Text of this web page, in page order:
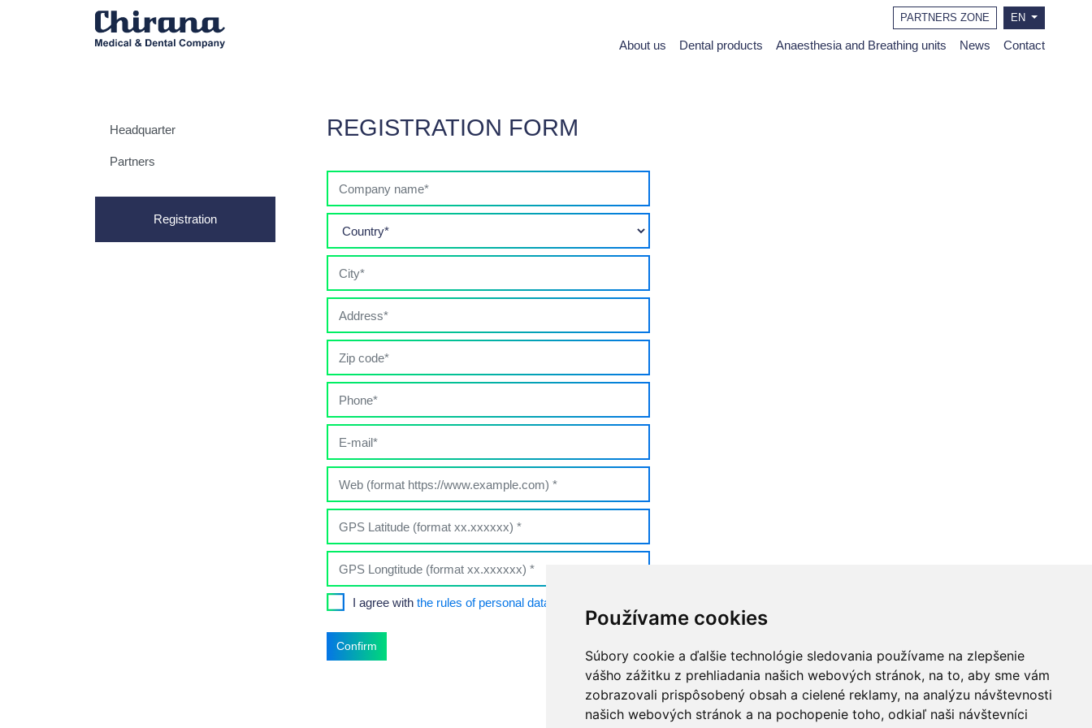
Používame cookies
Súbory cookie a ďalšie technológie sledovania používame na zlepšenie
vášho zážitku z prehliadania našich webových stránok, na to, aby sme vám
zobrazovali prispôsobený obsah a cielené reklamy, na analýzu návštevnosti
našich webových stránok a na pochopenie toho, odkiaľ naši návštevníci
PARTNERS ZONE EN
About us Dental products Anaesthesia and Breathing units News Contact
Headquarter
Partners
Registration
REGISTRATION FORM
I agree with the rules of personal data processing
Confirm